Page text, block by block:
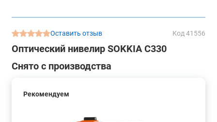
Оставить отзыв Код 41556
Оптический нивелир SOKKIA С330
Снято с производства
Рекомендуем